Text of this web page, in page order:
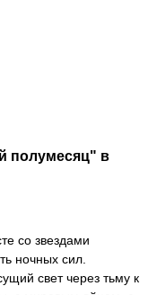
полумесяц" в
со звездами
ночных сил.
свет через тьму к